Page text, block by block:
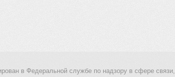
в Федеральной службе по надзору в сфере связи,